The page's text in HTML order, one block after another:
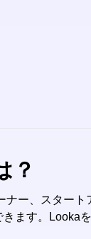
？
ナー、スター
ます。Looka